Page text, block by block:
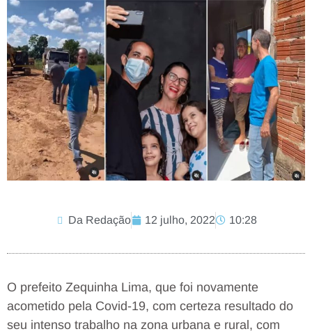
Da Redação 12 julho, 2022 10:28
O prefeito Zequinha Lima, que foi novamente
acometido pela Covid-19, com certeza resultado do
seu intenso trabalho na zona urbana e rural, com